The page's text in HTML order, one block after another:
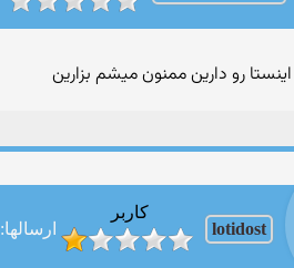
رو دارین ممنون میشم بزارین
lotidost
کاربر
ارسالها: 939